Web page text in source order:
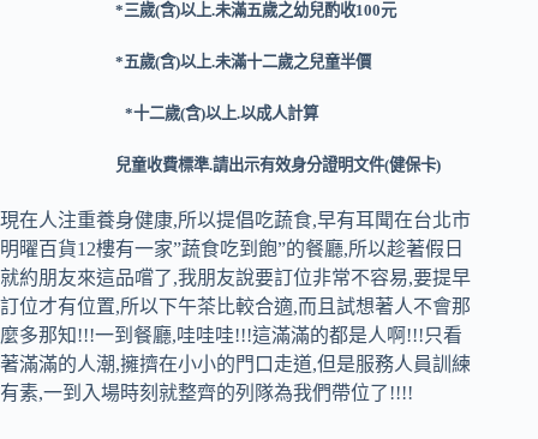
*三歲(含)以上.未滿五歲之幼兒酌收100元
*五歲(含)以上.未滿十二歲之兒童半價
*十二歲(含)以上.以成人計算
兒童收費標準.請出示有效身分證明文件(健保卡)
現在人注重養身健康,所以提倡吃蔬食,早有耳聞在台北市
明曜百貨12樓有一家”蔬食吃到飽”的餐廳,所以趁著假日
就約朋友來這品嚐了,我朋友說要訂位非常不容易,要提早
訂位才有位置,所以下午茶比較合適,而且試想著人不會那
麼多那知!!!一到餐廳,哇哇哇!!!這滿滿的都是人啊!!!只看
著滿滿的人潮,擁擠在小小的門口走道,但是服務人員訓練
有素,一到入場時刻就整齊的列隊為我們帶位了!!!!